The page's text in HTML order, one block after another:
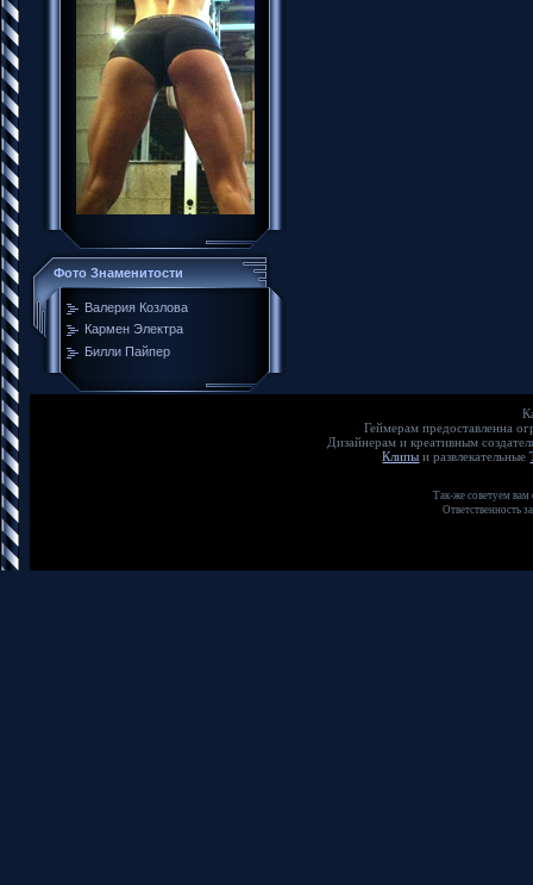
Фото Знаменитости
Валерия Козлова
Кармен Электра
Билли Пайпер
Геймерам предоставленна
Дизайнерам и креативным
Клипы и развлекательные
Так-же советуем
Ответственность